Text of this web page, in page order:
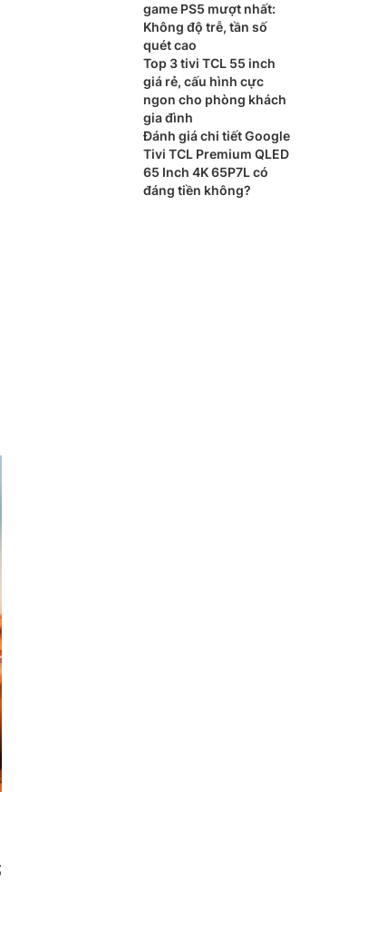
game PS5 mượt nhất:
Không độ trễ, tần số
quét cao
Top 3 tivi TCL 55 inch
giá rẻ, cấu hình cực
ngon cho phòng khách
gia đình
Đánh giá chi tiết Google
Tivi TCL Premium QLED
65 Inch 4K 65P7L có
đáng tiền không?